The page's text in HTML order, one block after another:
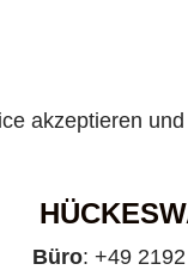
akzeptieren
Büro: +49